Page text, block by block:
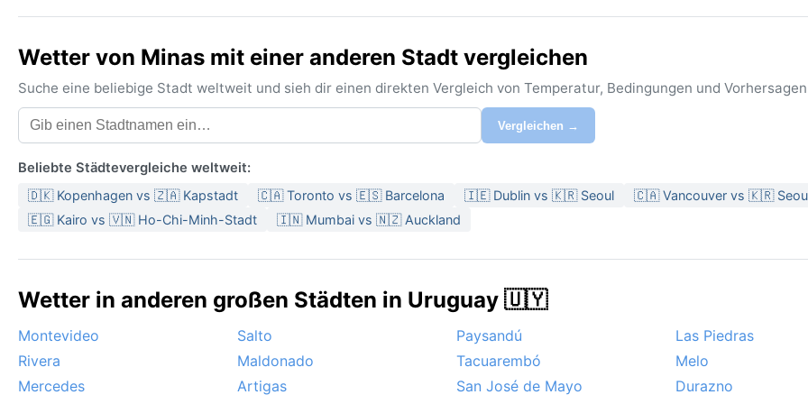
Wetter von Minas mit einer anderen Stadt vergleichen
Suche eine beliebige Stadt weltweit und sieh dir einen direkten Vergleich von Temperatur, Bedingungen und
Vergleichen →
Beliebte Städtevergleiche weltweit:
🇩🇰 Kopenhagen vs 🇿🇦 Kapstadt 🇨🇦 Toronto vs 🇪🇸 Barcelona 🇮🇪 Dublin vs 🇰🇷 Seoul
🇨🇦 Vancouver vs 🇰🇷
🇪🇬 Kairo vs 🇻🇳 Ho-Chi-Minh-Stadt
🇮🇳 Mumbai vs 🇳🇿 Auckland
Wetter in anderen großen Städten in Uruguay 🇺🇾
Montevideo Salto Paysandú
Las Piedras
Rivera
Maldonado Tacuarembó
Melo
Mercedes
Artigas San José de Mayo
Durazno